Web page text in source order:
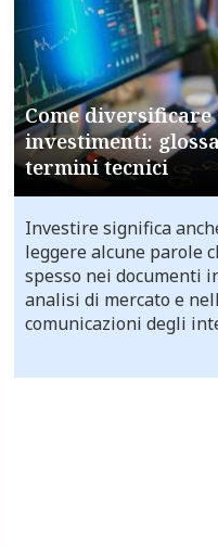
Come diversificare
investimenti:
termini tecnici
Investire significa
leggere alcune parole
spesso nei documenti
analisi di mercato e
comunicazioni degli